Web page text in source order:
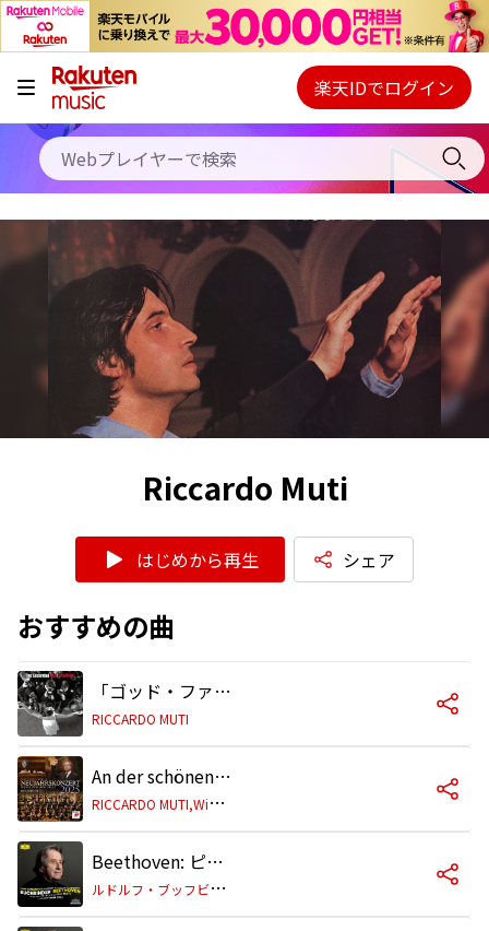
キャンペーン
料金プラン
使い方
初回30日間無料お試し
Webプレイヤー
ご契約内容の確認・変更
楽天IDでログイン
Riccardo Muti
はじめから再生 シェア
おすすめの曲
「ゴッド・ファーザー Part II」〜エンド・タイトル
RICCARDO MUTI
An der schönen blauen Donau, Walzer, Op. 314
R
ICCARDO MUTI,Wiener Philharmoniker
Beethoven: ピアノ協奏曲第5番 変ホ長調 作品73《皇帝》: 第1楽章: Allegro
ル
ドルフ・ブッフビンダー/ウィーン・フィルハーモニー管弦楽団/リッカルド・ムーティ